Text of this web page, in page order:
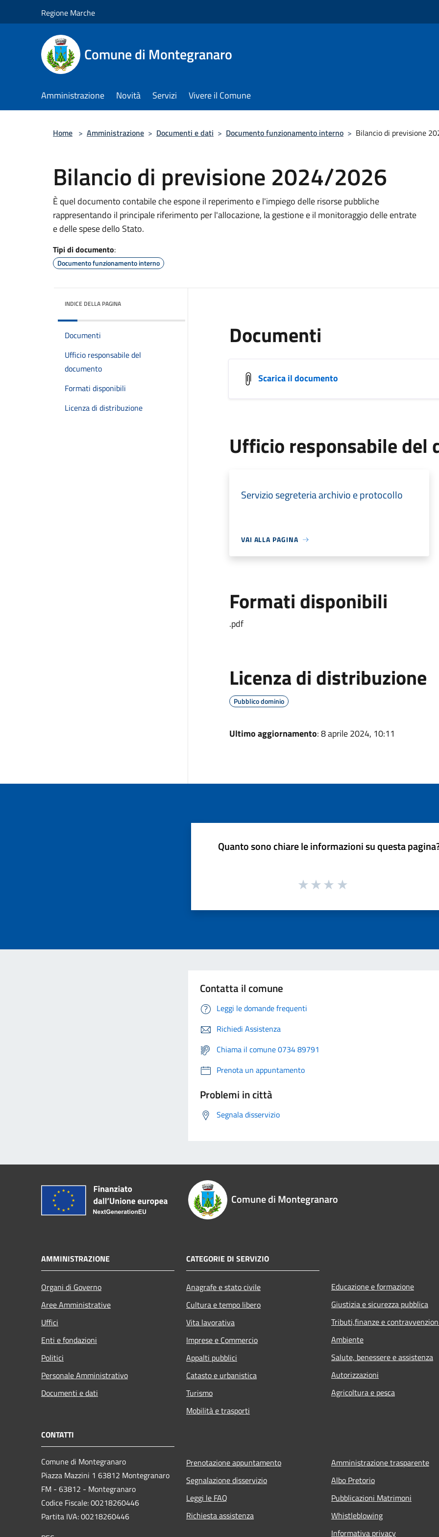
Regione Marche
Comune di Montegranaro
Amministrazione Novità Servizi Vivere il Comune
Home > Amministrazione > Documenti e dati > Documento funzionamento interno > Bilancio di previsione
Bilancio di previsione 2024/2026
È quel documento contabile che espone il reperimento e l'impiego delle risorse pubbliche
rappresentando il principale riferimento per l'allocazione, la gestione e il monitoraggio delle entrate
e delle spese dello Stato.
Tipi di documento:
Documento funzionamento interno
INDICE DELLA PAGINA
Documenti
Ufficio responsabile del
documento
Formati disponibili
Licenza di distribuzione
Documenti
Scarica il documento
Ufficio responsabile del
Servizio segreteria archivio e protocollo
VAI ALLA PAGINA
Formati disponibili
.pdf
Licenza di distribuzione
Pubblico dominio
Ultimo aggiornamento: 8 aprile 2024, 10:11
Quanto sono chiare le informazioni su questa
Contatta il comune
Leggi le domande frequenti
Richiedi Assistenza
Chiama il comune 0734 89791
Prenota un appuntamento
Problemi in città
Segnala disservizio
Comune di Montegranaro
AMMINISTRAZIONE
Organi di Governo
Aree Amministrative
Uffici
Enti e fondazioni
Politici
Personale Amministrativo
Documenti e dati
CATEGORIE DI SERVIZIO
Anagrafe e stato civile
Cultura e tempo libero
Vita lavorativa
Imprese e Commercio
Appalti pubblici
Catasto e urbanistica
Turismo
Mobilità e trasporti
Educazione e formazione
Giustizia e sicurezza pubblica
Tributi,finanze e
Ambiente
Salute, benessere e assistenza
Autorizzazioni
Agricoltura e pesca
CONTATTI
Comune di Montegranaro
Piazza Mazzini 1 63812 Montegranaro
FM - 63812 - Montegranaro
Codice Fiscale: 00218260446
Partita IVA: 00218260446
Prenotazione appuntamento
Segnalazione disservizio
Leggi le FAQ
Richiesta assistenza
Amministrazione trasparente
Albo Pretorio
Pubblicazioni Matrimoni
Whistleblowing
Informativa privacy